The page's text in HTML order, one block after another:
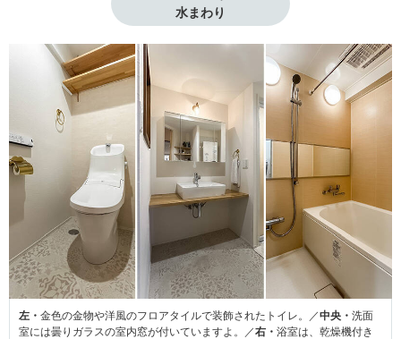
水まわり
左・ 金色の金物や洋風のフロアタイルで装飾されたトイレ。／中央・ 洗面
室には曇りガラスの室内窓が付いていますよ。／右・ 浴室は、乾燥機付き